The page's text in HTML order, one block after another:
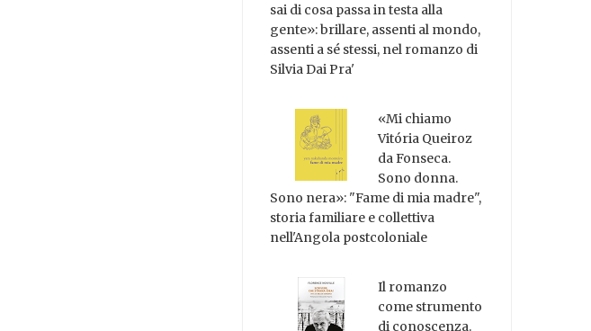
sai di cosa passa in testa alla
gente»: brillare, assenti al mondo,
assenti a sé stessi, nel romanzo di
Silvia Dai Pra'
«Mi chiamo
Vitória Queiroz
da Fonseca.
Sono donna.
Sono nera»: "Fame di mia madre",
storia familiare e collettiva
nell'Angola postcoloniale
Il romanzo
come strumento
di conoscenza.